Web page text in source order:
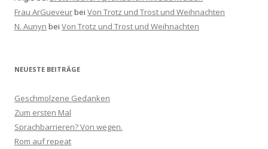
Frau ArGueveurbei Von Trotz und Trost und Weihnachten
N. Aunyn bei Von Trotz und Trost und Weihnachten
NEUESTE BEITRÄGE
Geschmolzene Gedanken
Zum ersten Mal
Sprachbarrieren? Von wegen.
Rom auf repeat